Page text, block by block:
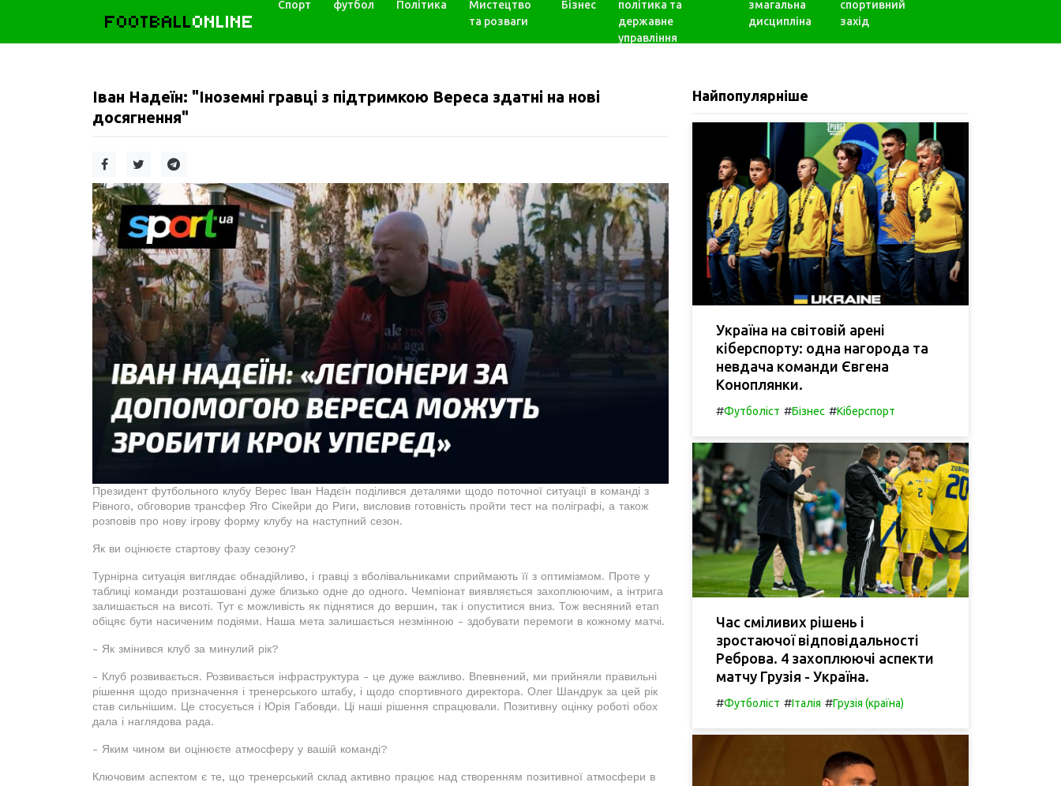
FOOTBALLONLINE
Спорт футбол Політика
Мистецтво
та розваги
Бізнес
політика та
державне
управління
змагальна
дисципліна
спортивний
захід
Іван Надеїн: "Іноземні гравці з підтримкою Вереса здатні на нові
досягнення"
Президент футбольного клубу Верес Іван Надєїн поділився деталями щодо поточної ситуації в команді з
Рівного, обговорив трансфер Яго Сікейри до Риги, висловив готовність пройти тест на поліграфі, а також
розповів про нову ігрову форму клубу на наступний сезон.
Як ви оцінюєте стартову фазу сезону?
Турнірна ситуація виглядає обнадійливо, і гравці з вболівальниками сприймають її з оптимізмом. Проте у
таблиці команди розташовані дуже близько одне до одного. Чемпіонат виявляється захоплюючим, а інтрига
залишається на висоті. Тут є можливість як піднятися до вершин, так і опуститися вниз. Тож весняний етап
обіцяє бути насиченим подіями. Наша мета залишається незмінною - здобувати перемоги в кожному матчі.
- Як змінився клуб за минулий рік?
- Клуб розвивається. Розвивається інфраструктура - це дуже важливо. Впевнений, ми прийняли правильні
рішення щодо призначення і тренерського штабу, і щодо спортивного директора. Олег Шандрук за цей рік
став сильнішим. Це стосується і Юрія Габовди. Ці наші рішення спрацювали. Позитивну оцінку роботі обох
дала і наглядова рада.
- Яким чином ви оцінюєте атмосферу у вашій команді?
Ключовим аспектом є те, що тренерський склад активно працює над створенням позитивної атмосфери в
Найпопулярніше
Україна на світовій арені
кіберспорту: одна нагорода та
невдача команди Євгена
Коноплянки.
#Футболіст #Бізнес #Кіберспорт
Час сміливих рішень і
зростаючої відповідальності
Реброва. 4 захоплюючі аспекти
матчу Грузія - Україна.
#Футболіст #Італія #Грузія (країна)